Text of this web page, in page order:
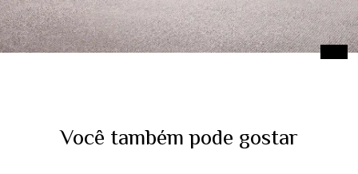
Você também pode gostar